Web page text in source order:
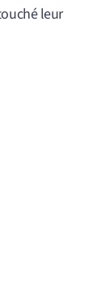
leur